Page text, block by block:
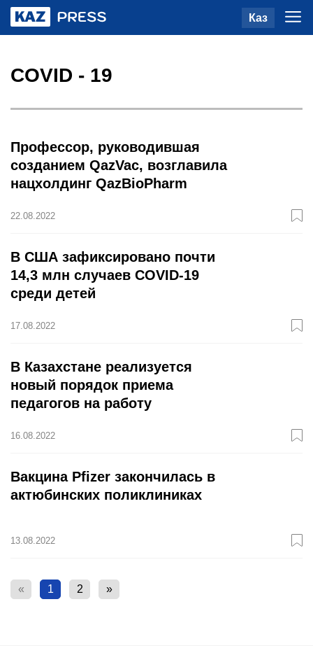
Каз
COVID - 19
22.08.2022
Профессор, руководившая
созданием QazVac, возглавила
нацхолдинг QazBioPharm
17.08.2022
В США зафиксировано почти
14,3 млн случаев COVID-19
среди детей
16.08.2022
В Казахстане реализуется
новый порядок приема
педагогов на работу
13.08.2022
Вакцина Pfizer закончилась в
актюбинских поликлиниках
« 1 2 »